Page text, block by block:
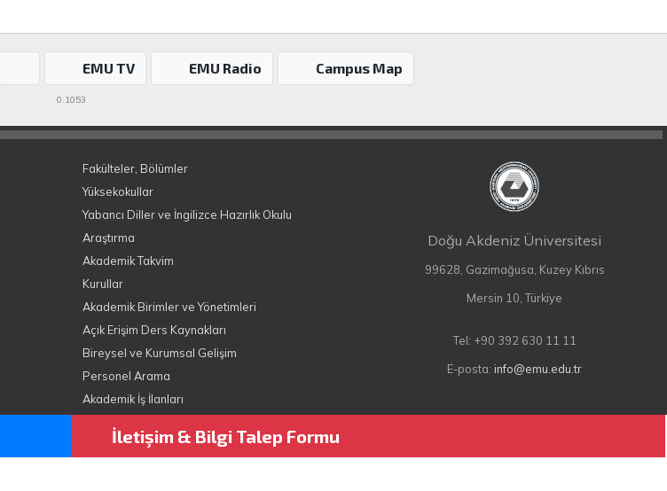
EMU TV EMU Radio Campus Map
0.1053
Fakülteler, Bölümler
Yüksekokullar
Yabancı Diller ve İngilizce Hazırlık Okulu
Araştırma
Akademik Takvim
Kurullar
Akademik Birimler ve Yönetimleri
Açık Erişim Ders Kaynakları
Bireysel ve Kurumsal Gelişim
Personel Arama
Akademik İş İlanları
Doğu Akdeniz Üniversitesi
99628, Gazimağusa, Kuzey Kıbrıs
Mersin 10, Türkiye
Tel: +90 392 630 11 11
E-posta: info@emu.edu.tr
İletişim & Bilgi Talep Formu